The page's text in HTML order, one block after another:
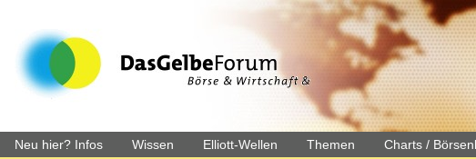
Neu hier? Infos Wissen Elliott-Wellen Themen Charts /